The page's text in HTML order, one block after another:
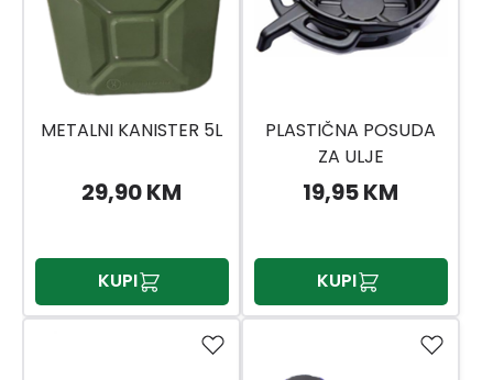
METALNI KANISTER 5L
29,90 KM
KUPI
PLASTIČNA POSUDA
ZA ULJE
19,95 KM
KUPI